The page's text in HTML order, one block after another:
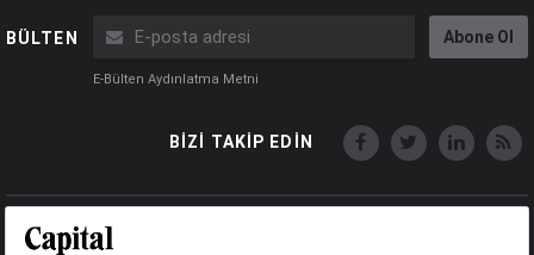
BÜLTEN Abone Ol
E-Bülten Aydınlatma Metni
BİZİ TAKİP EDİN